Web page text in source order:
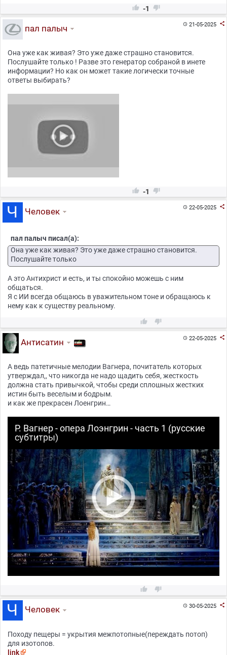
 -1 
21-05-2025 
пал палыч
Она уже как живая? Это уже даже страшно становится.
Послушайте только ! Разве это генератор собраной в инете
информации? Но как он может такие логически точные
ответы выбирать?
 -1 
22-05-2025 
Человек
пал палыч писал(а):
Она уже как живая? Это уже даже страшно становится.
Послушайте только
А это Антихрист и есть, и ты спокойно можешь с ним
общаться.
Я с ИИ всегда общаюсь в уважительном тоне и обращаюсь к
нему как к существу реальному.
 
22-05-2025 
Антисатин
А ведь патетичные мелодии Вагнера, почитатель которых
утверждал,, что никогда не надо щадить себя, жесткость
должна стать привычкой, чтобы среди сплошных жестких
истин быть веселым и бодрым.
и как же прекрасен Лоенгрин…
Р. Вагнер - опера Лоэнгрин - часть 1 (русские
субтитры)
 
30-05-2025 
Человек
Походу пещеры = укрытия межпотопные(переждать потоп)
для изотопов.
link